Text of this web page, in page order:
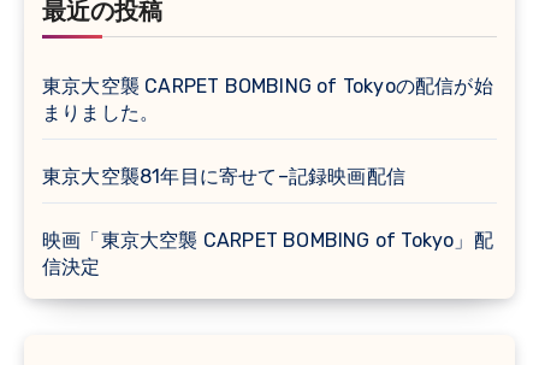
最近の投稿
東京大空襲 CARPET BOMBING of Tokyoの配信が始
まりました。
東京大空襲81年目に寄せて–記録映画配信
映画「東京大空襲 CARPET BOMBING of Tokyo」配
信決定